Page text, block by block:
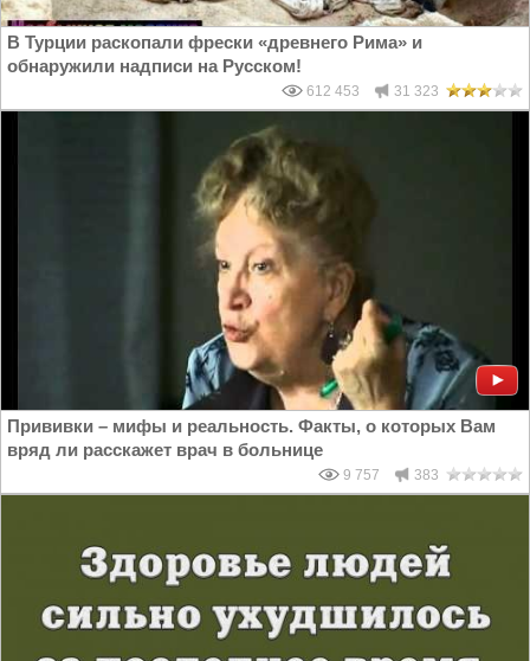
В Турции раскопали фрески «древнего Рима» и
обнаружили надписи на Русском!
612 453 31 323
Прививки – мифы и реальность. Факты, о которых Вам
вряд ли расскажет врач в больнице
9 757 383